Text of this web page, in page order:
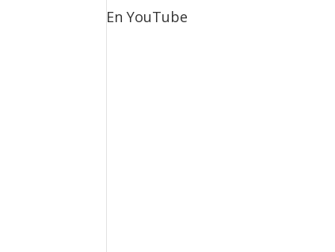
En YouTube